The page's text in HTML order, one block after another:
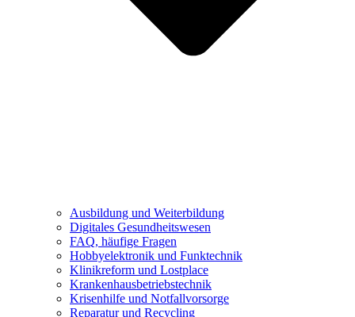
Ausbildung und Weiterbildung
Digitales Gesundheitswesen
FAQ, häufige Fragen
Hobbyelektronik und Funktechnik
Klinikreform und Lostplace
Krankenhausbetriebstechnik
Krisenhilfe und Notfallvorsorge
Reparatur und Recycling